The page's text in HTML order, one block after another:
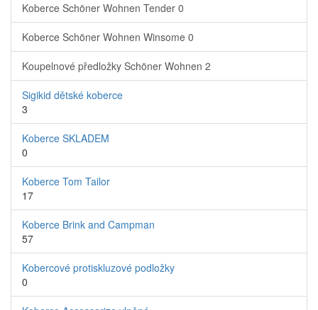
Koberce Schöner Wohnen Tender 0
Koberce Schöner Wohnen Winsome 0
Koupelnové předložky Schöner Wohnen 2
Sigikid dětské koberce
3
Koberce SKLADEM
0
Koberce Tom Tailor
17
Koberce Brink and Campman
57
Kobercové protiskluzové podložky
0